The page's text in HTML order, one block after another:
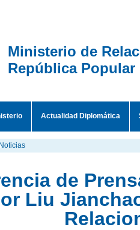
Ministerio de
República Popular
Actualidad Diplomática
de
Liu